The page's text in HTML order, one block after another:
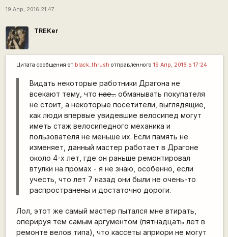
19 Апр, 2016 21:47
TREKer
Цитата сообщения от black_thrush отправленного 19 Апр, 2016 в 17:24
Видать некоторые работники Драгона не
всекают тему, чтонае...обманывать покупателя
не стоит, а некоторые посетители, выглядящие,
как люди впервые увидевшие велосипед могут
иметь стаж велосипедного механика и
пользователя не меньше их. Если память не
изменяет, данный мастер работает в Драгоне
около 4-х лет, где он раньше ремонтировал
втулки на промах - я не знаю, особенно, если
учесть, что лет 7 назад они были не очень-то
распространены и достаточно дороги.
Лол, этот же самый мастер пытался мне втирать,
оперируя тем самым аргументом (пятнадцать лет в
ремонте велов типа), что кассеты априори не могут